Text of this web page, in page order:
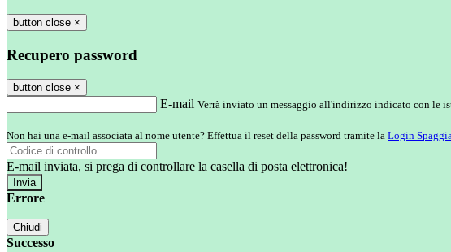
button close ×
Recupero password
button close ×
E-mail Verrà inviato un messaggio all'indirizzo indicato con le
Non hai una e-mail associata al nome utente? Effettua il reset della password tramite la Login
E-mail inviata, si prega di controllare la casella di posta elettronica!
Errore
Chiudi
Successo